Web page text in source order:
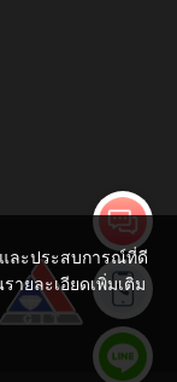
ละประสบการณ์ที่ดี
ายละเอียดเพิ่มเติม